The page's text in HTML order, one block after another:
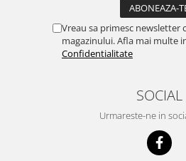
Vreau sa primesc newsletter
magazinului. Afla mai multe
Confidentialitate
SOCIAL
Urmareste-ne in